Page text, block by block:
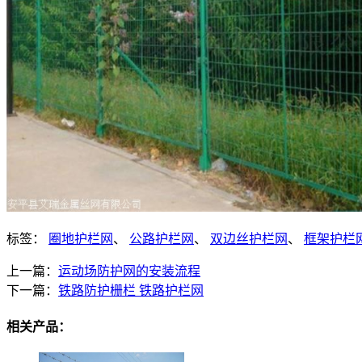
标签： 圈地护栏网 、 公路护栏网 、 双边丝护栏网 、 框架护栏
上一篇： 运动场防护网的安装流程
下一篇： 铁路防护栅栏 铁路护栏网
相关产品：